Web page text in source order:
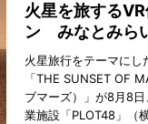
火星を旅する
ン みなとみら
火星旅行をテーマにし
「THE SUNSET OF
ブマーズ）」が8月8
業施設「PLOT48」（